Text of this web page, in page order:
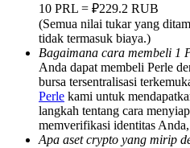
BTC Welcome Rewards
Deposit & Trade BTC to
10 PRL = ₽229.2 RUB
(Semua nilai tukar yang
tidak termasuk biaya.)
Bagaimana cara membeli 1
Anda dapat membeli Perle
bursa tersentralisasi
Perle kami untuk
langkah tentang cara
memverifikasi identitas
Apa aset crypto yang mirip